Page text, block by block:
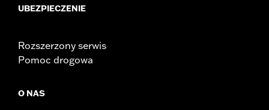
UBEZPIECZENIE
Rozszerzony serwis
Pomoc drogowa
O NAS